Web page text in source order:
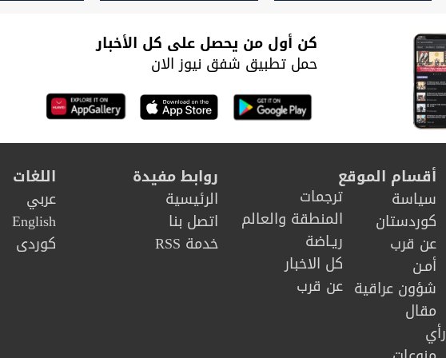
كن أول من يحصل على كل الأخبار
حمل تطبيق شفق نيوز الان
أقسام الموقع
سیاسة
كوردستان
عن قرب
أمـن
شؤون عراقية
مقال
رأي
ترجمات
المنطقة والعالم
ريـاضة
كل الاخبار
عن قرب
روابط مفيدة
الرئيسية
اتصل بنا
خدمة RSS
اللغات
عربي
English
كوردى